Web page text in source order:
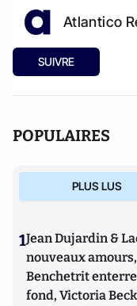
Atlantico
SUIVRE
POPULAIRES
PLUS LUS
1Jean Dujardin &
nouveaux
Benchetrit
fond, Victoria